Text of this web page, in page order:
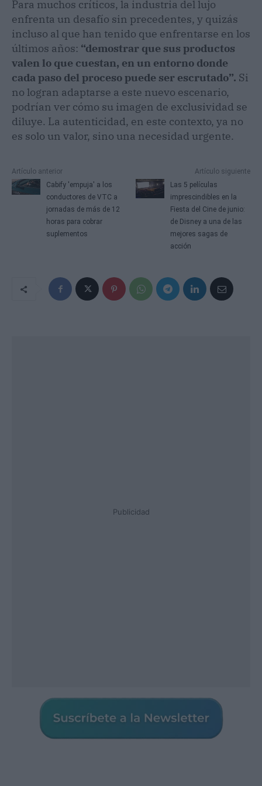
Para muchos críticos, la industria del lujo
enfrenta un desafío sin precedentes, y quizás
incluso al que han tenido que enfrentarse en los
últimos años: “demostrar que sus productos
valen lo que cuestan, en un entorno donde
cada paso del proceso puede ser escrutado”. Si
no logran adaptarse a este nuevo escenario,
podrían ver cómo su imagen de exclusividad se
diluye. La autenticidad, en este contexto, ya no
es solo un valor, sino una necesidad urgente.
Artículo anterior
Cabify 'empuja' a los
conductores de VTC a
jornadas de más de 12
horas para cobrar
suplementos
Artículo siguiente
Las 5 películas
imprescindibles en la
Fiesta del Cine de junio:
de Disney a una de las
mejores sagas de
acción
Publicidad